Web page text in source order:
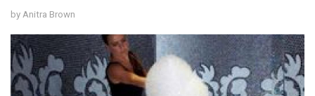
by Anitra Brown